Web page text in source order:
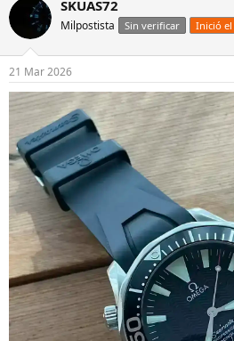
SKUAS72
Milpostista Sin verificar Inició el
21 Mar 2026